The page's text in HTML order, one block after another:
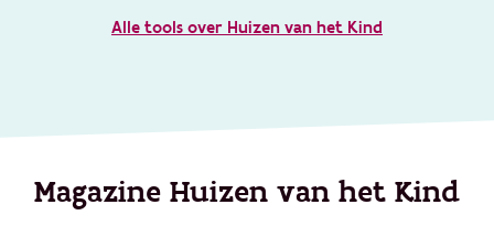
Alle tools over Huizen van het Kind
Magazine Huizen van het Kind